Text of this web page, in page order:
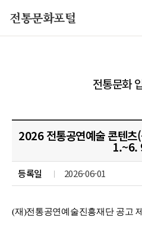
전통문화포털
전통문화
2026 전통공연예술 콘텐
1.~6.
등록일 2026-06-01
(재)전통공연예술진흥재단 공고 제